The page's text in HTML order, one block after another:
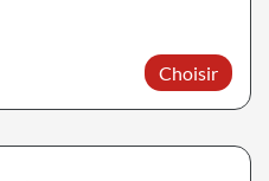
Choisir